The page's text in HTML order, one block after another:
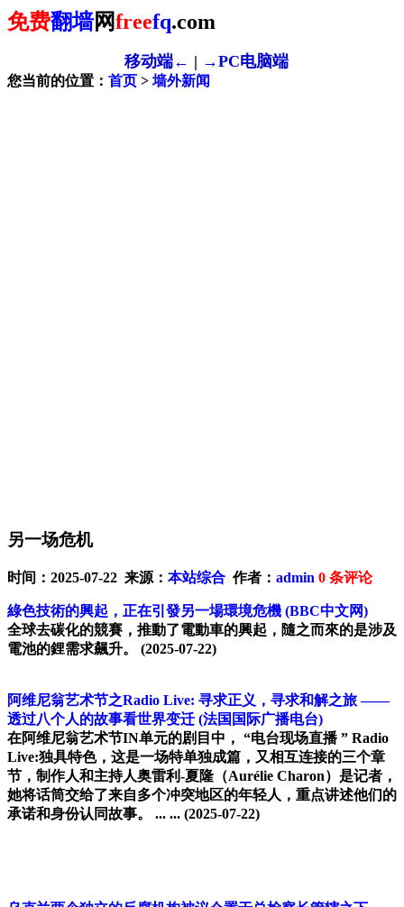
免费翻墙网freefq.com
移动端← | →PC电脑端
您当前的位置： 首页 > 墙外新闻
另一场危机
时间：2025-07-22 来源： 本站综合 作者： admin 0 条评论
綠色技術的興起，正在引發另一場環境危機 (BBC中文网)
全球去碳化的競賽，推動了電動車的興起，隨之而來的是涉及
電池的鋰需求飆升。
(2025-07-22)
阿维尼翁艺术节之Radio Live: 寻求正义，寻求和解之旅 ——
透过八个人的故事看世界变迁 (法国国际广播电台)
在阿维尼翁艺术节IN单元的剧目中， “电台现场直播 ” Radio
Live:独具特色，这是一场特单独成篇，又相互连接的三个章
节，制作人和主持人奥雷利-夏隆（Aurélie Charon）是记者，
她将话筒交给了来自多个冲突地区的年轻人，重点讲述他们的
承诺和身份认同故事。 ... ... (2025-07-22)